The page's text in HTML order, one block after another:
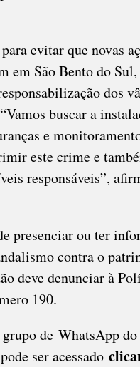
evitar que novas
em São Bento do
dos
buscar a
e
este crime e
responsáveis”,
presenciar ou ter
contra o
deve denunciar à
190.
de WhatsApp do
pode ser acessado